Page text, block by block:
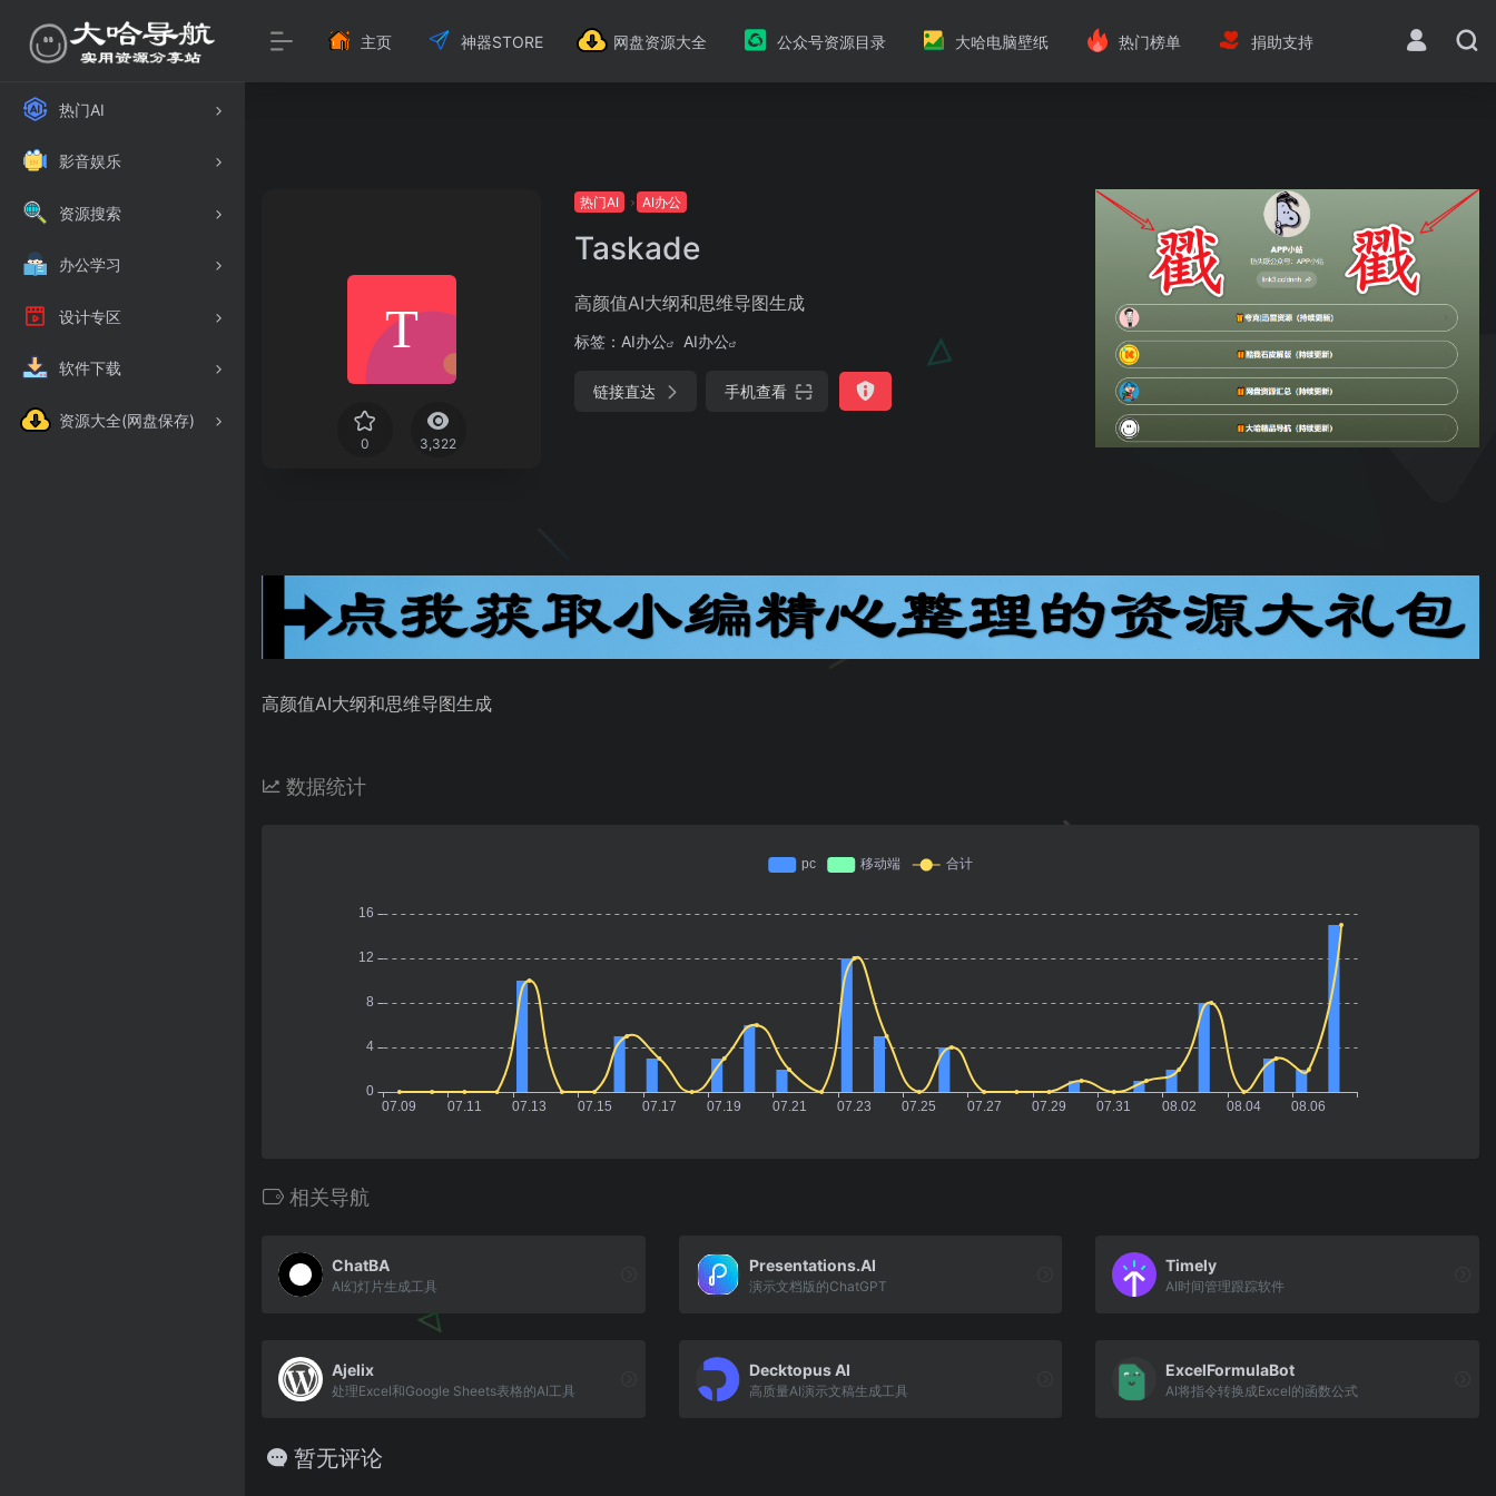
热门AI
影音娱乐
资源搜索
办公学习
设计专区
软件下载
资源大全(网盘保存)
主页 神器STORE 网盘资源大全 公众号资源目录 大哈电脑壁纸 热门榜单 捐助支持
0 3,322
热门AI AI办公
Taskade
高颜值AI大纲和思维导图生成
标签： AI办公 AI办公
链接直达 手机查看
高颜值AI大纲和思维导图生成
数据统计
相关导航
ChatBA
AI幻灯片生成工具
Presentations.AI
演示文档版的ChatGPT
Timely
AI时间管理跟踪软件
Ajelix
处理Excel和Google Sheets表格的AI工具
Decktopus AI
高质量AI演示文稿生成工具
ExcelFormulaBot
AI将指令转换成Excel的函数公式
暂无评论